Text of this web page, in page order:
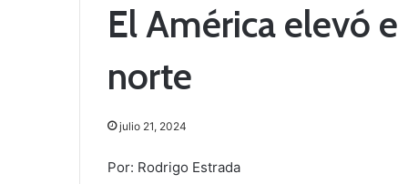
El América elevó
norte
julio 21, 2024
Por: Rodrigo Estrada